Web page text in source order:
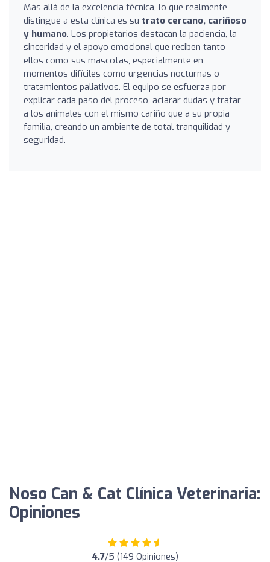
Más allá de la excelencia técnica, lo que realmente
distingue a esta clínica es su trato cercano, cariñoso
y humano. Los propietarios destacan la paciencia, la
sinceridad y el apoyo emocional que reciben tanto
ellos como sus mascotas, especialmente en
momentos difíciles como urgencias nocturnas o
tratamientos paliativos. El equipo se esfuerza por
explicar cada paso del proceso, aclarar dudas y tratar
a los animales con el mismo cariño que a su propia
familia, creando un ambiente de total tranquilidad y
seguridad.
Noso Can & Cat Clínica Veterinaria:
Opiniones
4.7/5 (149 Opiniones)